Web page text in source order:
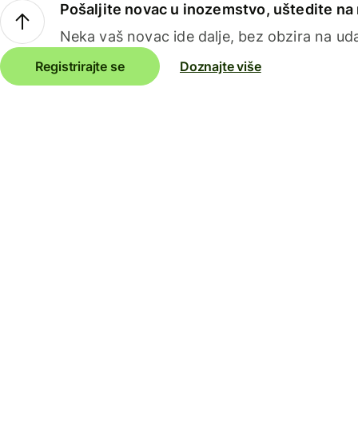
Pošaljite novac u inozemstvo, uštedite na
Neka vaš novac ide dalje, bez obzira na
Registrirajte se Doznajte više